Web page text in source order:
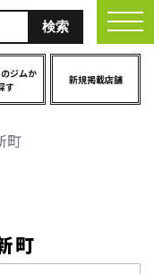
ジムか
す
新規掲載店舗
町
町